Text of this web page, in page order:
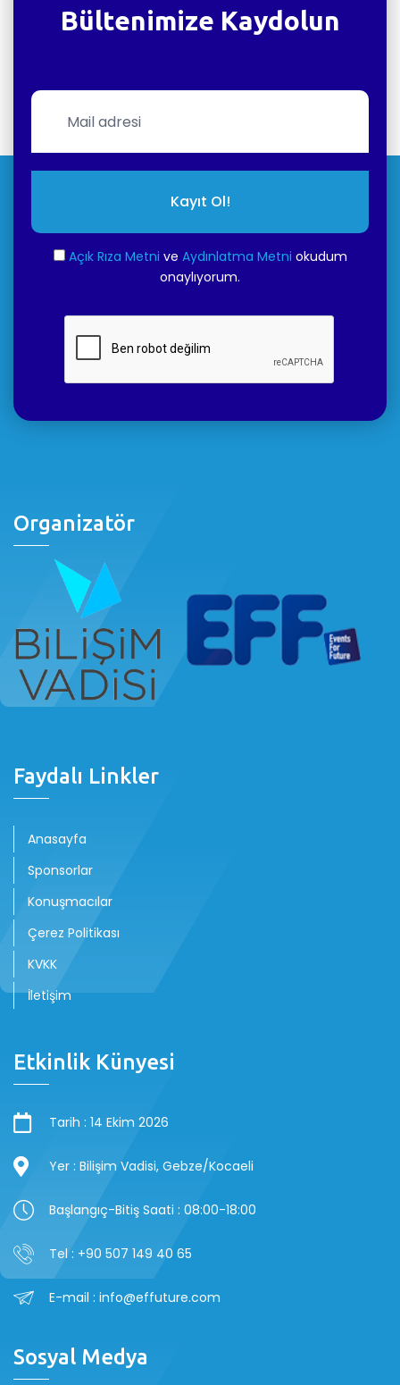
Bültenimize Kaydolun
Kayıt Ol!
Açık Rıza Metni ve Aydınlatma Metni okudum
onaylıyorum.
Organizatör
Faydalı Linkler
Anasayfa
Sponsorlar
Konuşmacılar
Çerez Politikası
KVKK
İletişim
Etkinlik Künyesi
Tarih : 14 Ekim 2026
Yer : Bilişim Vadisi, Gebze/Kocaeli
Başlangıç-Bitiş Saati : 08:00-18:00
Tel : +90 507 149 40 65
E-mail : info@effuture.com
Sosyal Medya